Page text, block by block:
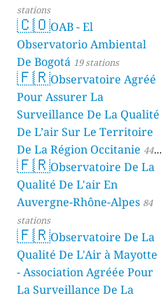
stations
🇨🇴OAB - El
Observatorio Ambiental
De Bogotá 19 stations
🇫🇷Observatoire Agréé
Pour Assurer La
Surveillance De La Qualité
De L’air Sur Le Territoire
De La Région Occitanie 44
stations
🇫🇷Observatoire De La
Qualité De L'air En
Auvergne-Rhône-Alpes 84
stations
🇫🇷Observatoire De La
Qualité De L'Air à Mayotte
- Association Agréée Pour
La Surveillance De La